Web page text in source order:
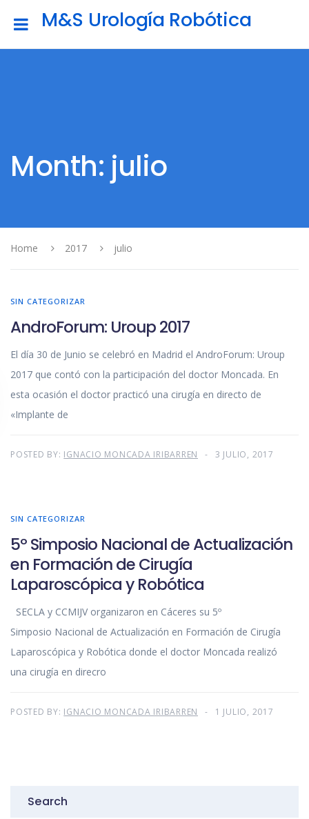
M&S Urología Robótica
Month: julio
Home 2017 julio
SIN CATEGORIZAR
AndroForum: Uroup 2017
El día 30 de Junio se celebró en Madrid el AndroForum: Uroup
2017 que contó con la participación del doctor Moncada. En
esta ocasión el doctor practicó una cirugía en directo de
«Implante de
POSTED BY: IGNACIO MONCADA IRIBARREN 3 JULIO, 2017
SIN CATEGORIZAR
5º Simposio Nacional de Actualización
en Formación de Cirugía
Laparoscópica y Robótica
SECLA y CCMIJV organizaron en Cáceres su 5º
Simposio Nacional de Actualización en Formación de Cirugía
Laparoscópica y Robótica donde el doctor Moncada realizó
una cirugía en direcro
POSTED BY: IGNACIO MONCADA IRIBARREN 1 JULIO, 2017
Search